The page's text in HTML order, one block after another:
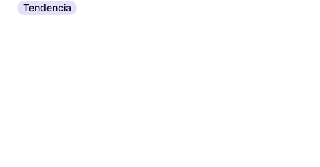
Tendencia